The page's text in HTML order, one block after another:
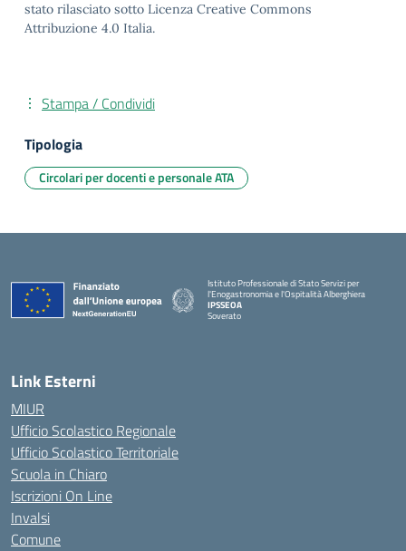
stato rilasciato sotto Licenza Creative Commons
Attribuzione 4.0 Italia.
Stampa / Condividi
Tipologia
Circolari per docenti e personale ATA
Istituto Professionale di Stato Servizi per
l'Enogastronomia e l'Ospitalità Alberghiera
IPSSEOA
Soverato
Link Esterni
MIUR
Ufficio Scolastico Regionale
Ufficio Scolastico Territoriale
Scuola in Chiaro
Iscrizioni On Line
Invalsi
Comune